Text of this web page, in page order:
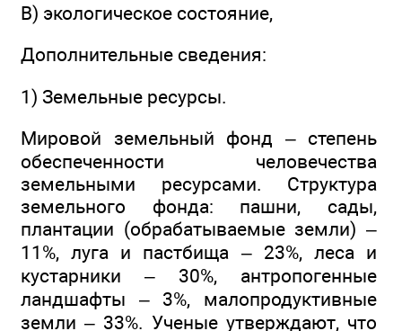
В) экологическое состояние,
Дополнительные сведения:
1) Земельные ресурсы.
Мировой земельный фонд – степень
обеспеченности человечества
земельными ресурсами. Структура
земельного фонда: пашни, сады,
плантации (обрабатываемые земли) –
11%, луга и пастбища – 23%, леса и
кустарники – 30%, антропогенные
ландшафты – 3%, малопродуктивные
земли – 33%. Ученые утверждают, что